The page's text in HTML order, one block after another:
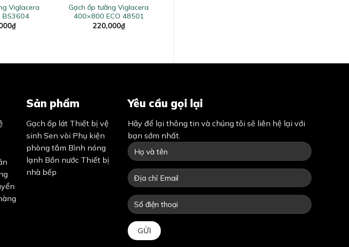
Viglacera
₫
Gạch ốp tường Viglacera
400×800 ECO 48501
220,000₫
Sản phẩm
Gạch ốp lát Thiết bị vệ
sinh Sen vòi Phụ kiện
phòng tắm Bình nóng
lạnh Bồn nước Thiết bị
nhà bếp
Yêu cầu gọi lại
Hãy để lại thông tin và chúng tôi sẽ liên hệ lại với
bạn sớm nhất.